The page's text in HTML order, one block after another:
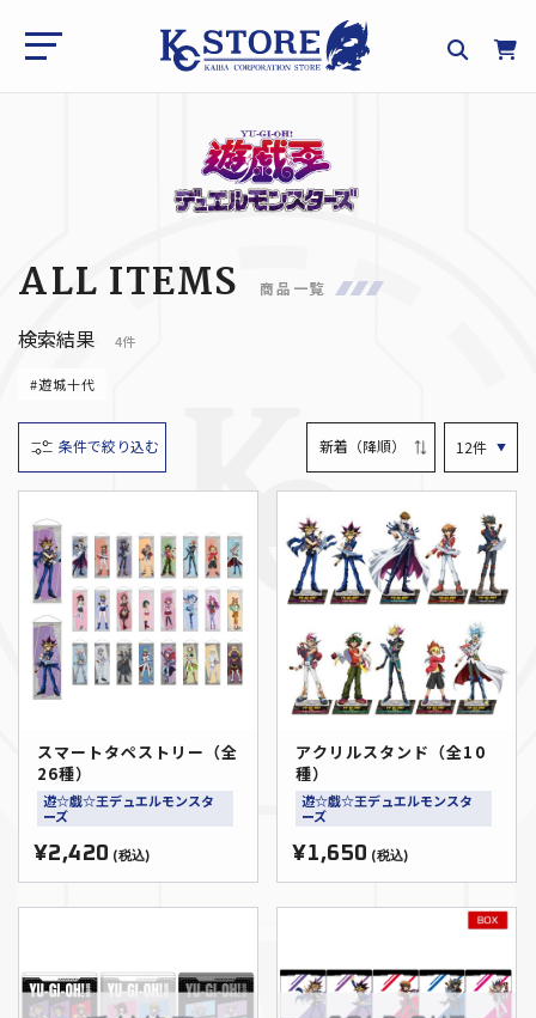
ALL ITEMS 商品一覧
検索結果 4件
#遊城十代
条件で絞り込む
スマートタペストリー（全
26種）
遊☆戯☆王デュエルモンスタ
ーズ
¥2,420 (税込)
アクリルスタンド（全10
種）
遊☆戯☆王デュエルモンスタ
ーズ
¥1,650 (税込)